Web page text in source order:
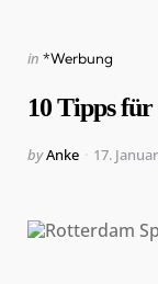
Categories
Posted
in *Werbung
10 Tipps
Posted
byAnke 17.